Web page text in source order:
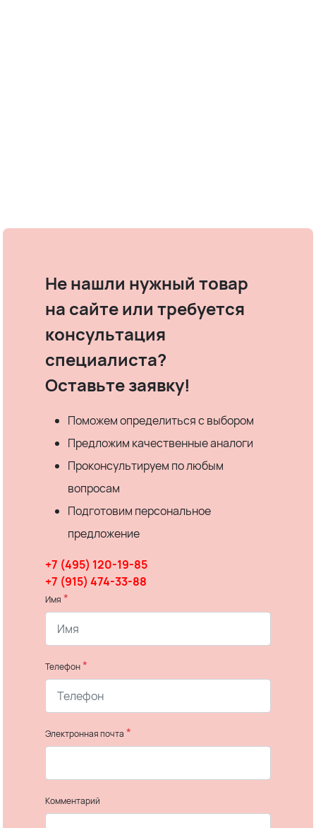
Не нашли нужный товар
на сайте или требуется
консультация
специалиста?
Оставьте заявку!
Поможем определиться с выбором
Предложим качественные аналоги
Проконсультируем по любым
вопросам
Подготовим персональное
предложение
+7 (495) 120-19-85
+7 (915) 474-33-88
Имя *
Телефон*
Электронная почта *
Комментарий